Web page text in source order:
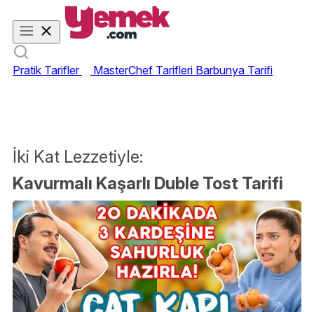
Pratik Tarifler MasterChef Tarifleri Barbunya Tarifi
İki Kat Lezzetiyle:
Kavurmalı Kaşarlı Duble Tost Tarifi